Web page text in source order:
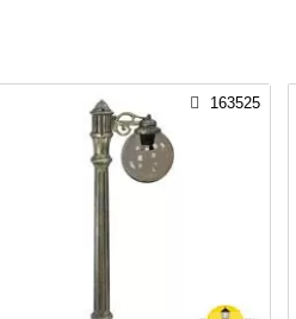
163525